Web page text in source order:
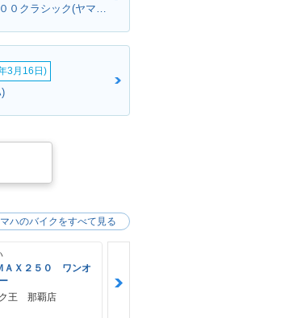
さとささん:ドラッグスター４００クラシック(ヤマハ)
3月16日)
ＡＸ２５０ ワンオ
王 那覇店
ハのバイクをすべて見る